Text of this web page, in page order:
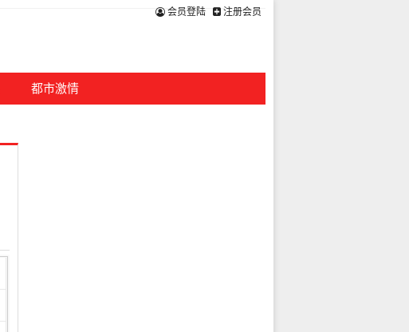
会员登陆 注册会员
都市激情